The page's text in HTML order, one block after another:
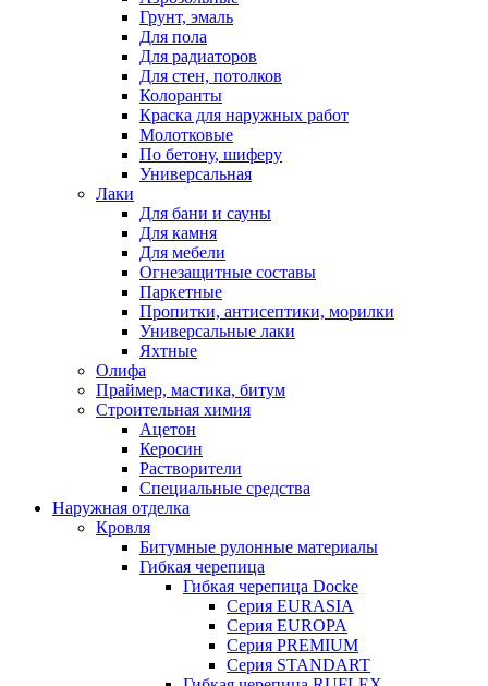
Грунт, эмаль
Для пола
Для радиаторов
Для стен, потолков
Колоранты
Краска для наружных работ
Молотковые
По бетону, шиферу
Универсальная
Лаки
Для бани и сауны
Для камня
Для мебели
Огнезащитные составы
Паркетные
Пропитки, антисептики, морилки
Универсальные лаки
Яхтные
Олифа
Праймер, мастика, битум
Строительная химия
Ацетон
Керосин
Растворители
Специальные средства
Наружная отделка
Кровля
Битумные рулонные материалы
Гибкая черепица
Гибкая черепица Docke
Серия EURASIA
Серия EUROPA
Серия PREMIUM
Серия STANDART